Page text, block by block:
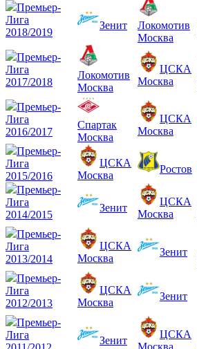
Премьер-
Лига
2018/2019
Зенит
Локомотив
Москва
Премьер-
Лига
2017/2018
Локомотив
Москва
ЦСКА
Москва
Премьер-
Лига
2016/2017
Спартак
Москва
ЦСКА
Москва
Премьер-
Лига
2015/2016
ЦСКА
Москва
Ростов
Премьер-
Лига
2014/2015
Зенит
ЦСКА
Москва
Премьер-
Лига
2013/2014
ЦСКА
Москва
Зенит
Премьер-
Лига
2012/2013
ЦСКА
Москва
Зенит
Премьер-
Лига
Зенит
ЦСКА
Москва